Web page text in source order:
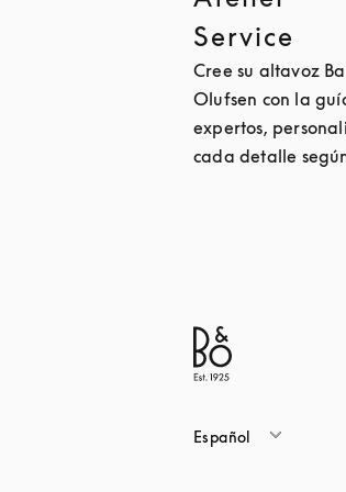
Service
Cree su altavoz
Olufsen con la
expertos,
cada detalle
Español